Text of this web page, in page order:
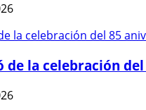
de la celebración